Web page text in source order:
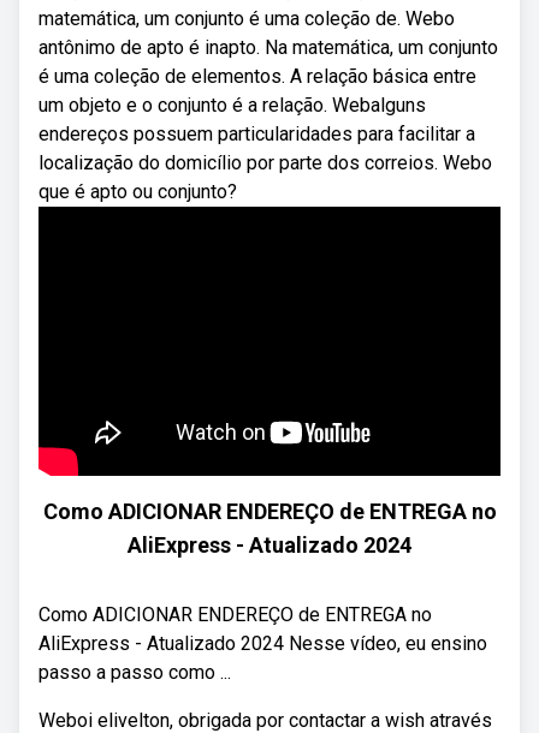
matemática, um conjunto é uma coleção de. Webo
antônimo de apto é inapto. Na matemática, um conjunto
é uma coleção de elementos. A relação básica entre
um objeto e o conjunto é a relação. Webalguns
endereços possuem particularidades para facilitar a
localização do domicílio por parte dos correios. Webo
que é apto ou conjunto?
Como ADICIONAR ENDEREÇO de ENTREGA no
AliExpress - Atualizado 2024
Como ADICIONAR ENDEREÇO de ENTREGA no
AliExpress - Atualizado 2024 Nesse vídeo, eu ensino
passo a passo como ...
Weboi elivelton, obrigada por contactar a wish através